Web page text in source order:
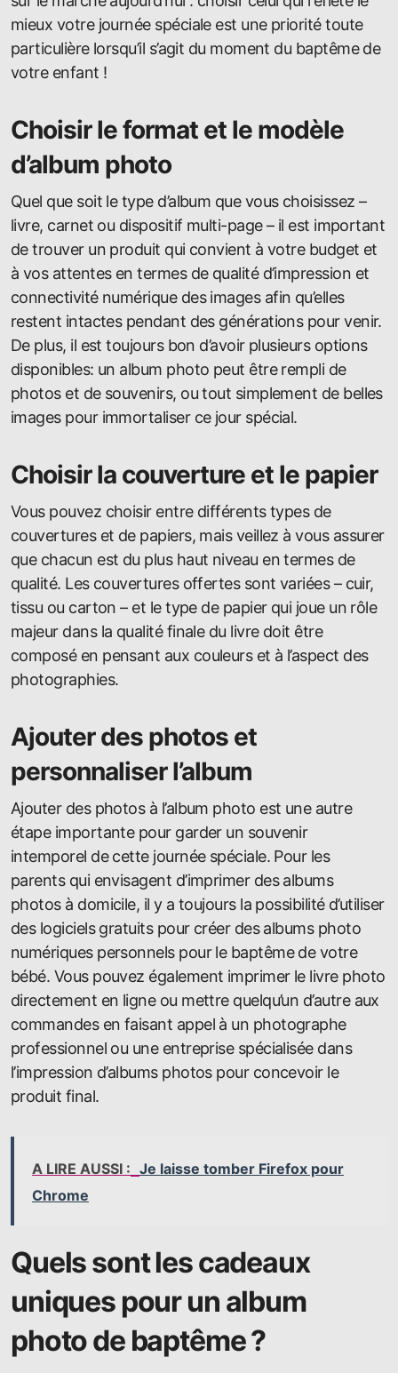
mieux votre journée spéciale est une priorité toute
particulière lorsqu’il s’agit du moment du baptême de
votre enfant !
Choisir le format et le modèle
d’album photo
Quel que soit le type d’album que vous choisissez –
livre, carnet ou dispositif multi-page – il est important
de trouver un produit qui convient à votre budget et
à vos attentes en termes de qualité d’impression et
connectivité numérique des images afin qu’elles
restent intactes pendant des générations pour venir.
De plus, il est toujours bon d’avoir plusieurs options
disponibles: un album photo peut être rempli de
photos et de souvenirs, ou tout simplement de belles
images pour immortaliser ce jour spécial.
Choisir la couverture et le papier
Vous pouvez choisir entre différents types de
couvertures et de papiers, mais veillez à vous assurer
que chacun est du plus haut niveau en termes de
qualité. Les couvertures offertes sont variées – cuir,
tissu ou carton – et le type de papier qui joue un rôle
majeur dans la qualité finale du livre doit être
composé en pensant aux couleurs et à l’aspect des
photographies.
Ajouter des photos et
personnaliser l’album
Ajouter des photos à l’album photo est une autre
étape importante pour garder un souvenir
intemporel de cette journée spéciale. Pour les
parents qui envisagent d’imprimer des albums
photos à domicile, il y a toujours la possibilité d’utiliser
des logiciels gratuits pour créer des albums photo
numériques personnels pour le baptême de votre
bébé. Vous pouvez également imprimer le livre photo
directement en ligne ou mettre quelqu’un d’autre aux
commandes en faisant appel à un photographe
professionnel ou une entreprise spécialisée dans
l’impression d’albums photos pour concevoir le
produit final.
A LIRE AUSSI : Je laisse tomber Firefox pour
Chrome
Quels sont les cadeaux
uniques pour un album
photo de baptême ?